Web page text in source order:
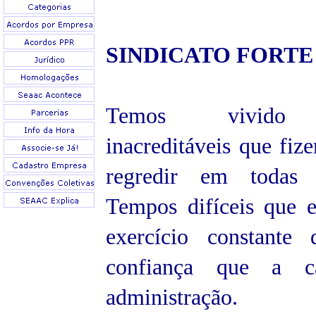
SINDICATO
Temos vivido
inacreditáveis que
regredir em todas
Tempos difíceis que
exercício constante
confiança que a
administração.